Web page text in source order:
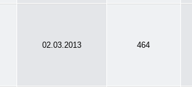
02.03.2013 464